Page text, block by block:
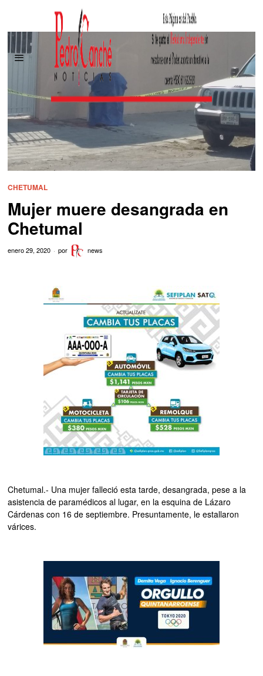
CHETUMAL
Mujer muere desangrada en
Chetumal
enero 29, 2020 por news
Chetumal.- Una mujer falleció esta tarde, desangrada, pese a la
asistencia de paramédicos al lugar, en la esquina de Lázaro
Cárdenas con 16 de septiembre. Presuntamente, le estallaron
várices.